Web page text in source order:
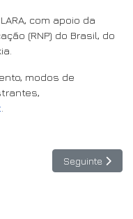
com apoio da
(RNP) do Brasil, do
modos de
no 11º membro de LAC4
Artigo
Seguinte